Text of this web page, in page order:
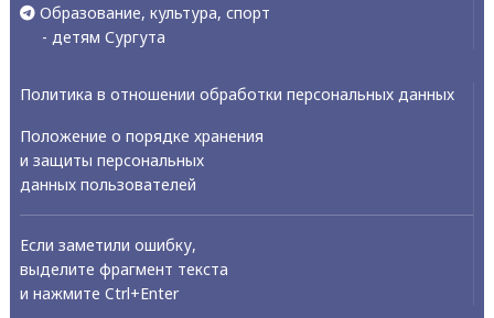
Образование, культура, спорт
- детям Сургута
Политика в отношении обработки персональных данных
Положение о порядке хранения
и защиты персональных
данных пользователей
Если заметили ошибку,
выделите фрагмент текста
и нажмите Ctrl+Enter